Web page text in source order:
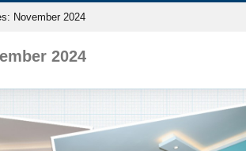
November 2024
2024